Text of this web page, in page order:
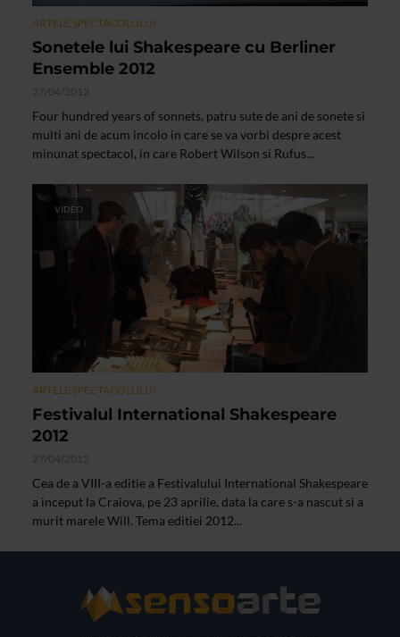
ARTELE SPECTACOLULUI
Sonetele lui Shakespeare cu Berliner
Ensemble 2012
27/04/2012
Four hundred years of sonnets, patru sute de ani de sonete si
multi ani de acum incolo in care se va vorbi despre acest
minunat spectacol, in care Robert Wilson si Rufus...
VIDEO
ARTELE SPECTACOLULUI
Festivalul International Shakespeare
2012
27/04/2012
Cea de a VIII-a editie a Festivalului International Shakespeare
a inceput la Craiova, pe 23 aprilie, data la care s-a nascut si a
murit marele Will. Tema editiei 2012...